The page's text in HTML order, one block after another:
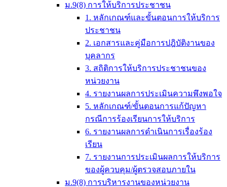
ม.9(8) การให้บริการประชาชน
1. หลักเกณฑ์และขั้นตอนการให้บริการ
ประชาชน
2. เอกสารและคู่มือการปฎิบัติงานของ
บุคลากร
3. สถิติการให้บริการประชาชนของ
หน่วยงาน
4. รายงานผลการประเมินความพึงพอใจ
5. หลักเกณฑ์/ขั้นตอนการแก้ปัญหา
กรณีการร้องเรียนการให้บริการ
6. รายงานผลการดำเนินการเรื่องร้อง
เรียน
7. รายงานการประเมินผลการให้บริการ
ของผู้ควบคุม/ผู้ตรวจสอบภายใน
ม.9(8) การบริหารงานของหน่วยงาน